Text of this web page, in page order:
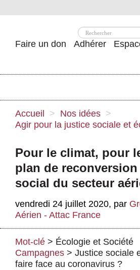
Faire un don Adhérer
Attac ?
Nos idées
Se mobiliser
Publications
Agenda
Actus et médias
Boutique
Accueil > Nos idées >
Agir pour la justice sociale et
Pour le climat, pour
plan de
social du secteur
vendredi 24 juillet 2020, par
Aérien - Attac France
Mot-clé > Écologie et Société
Campagnes > Justice sociale
faire face au coronavirus ?